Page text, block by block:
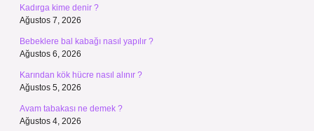
Kadırga kime denir ?
Ağustos 7, 2026
Bebeklere bal kabağı nasıl yapılır ?
Ağustos 6, 2026
Karından kök hücre nasıl alınır ?
Ağustos 5, 2026
Avam tabakası ne demek ?
Ağustos 4, 2026